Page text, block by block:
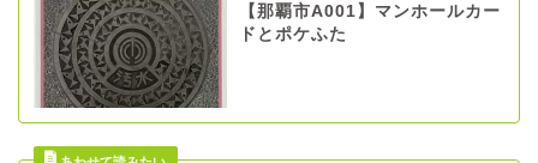
【那覇市A001】マンホールカー
ドとポケふた